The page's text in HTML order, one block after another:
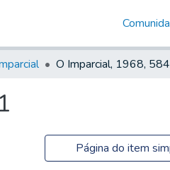
O Imparcial, 1968,
Página do item